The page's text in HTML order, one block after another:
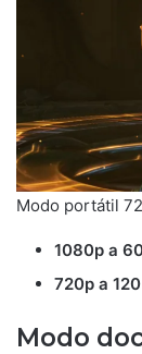
Modo portátil
1080p a
720p a
Modo